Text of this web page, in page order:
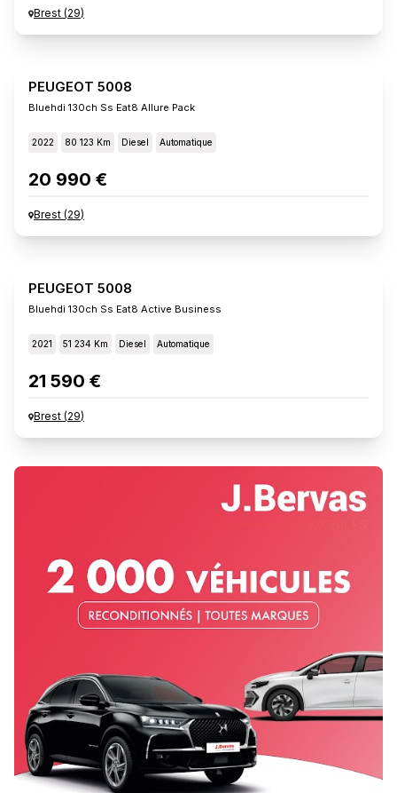
Brest (29)
PEUGEOT 5008
Bluehdi 130ch Ss Eat8 Allure Pack
2022 80 123 Km Diesel Automatique
20 990 €
Brest (29)
PEUGEOT 5008
Bluehdi 130ch Ss Eat8 Active Business
2021 51 234 Km Diesel Automatique
21 590 €
Brest (29)